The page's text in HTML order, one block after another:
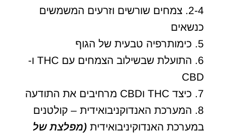
2-4. צמחים שורשים וזרעים המשמשים
כנשאים
5. כימותרפיה טבעית של הגוף
6. התועלת שבשילוב הצמחים עם THC ו-
CBD
7. כיצד THC וCBD מרחיבים את התודעה
8. המערכת האנדוקניבואידית – קולטנים
במערכת האנדוקיניבואידית (מפלצת של